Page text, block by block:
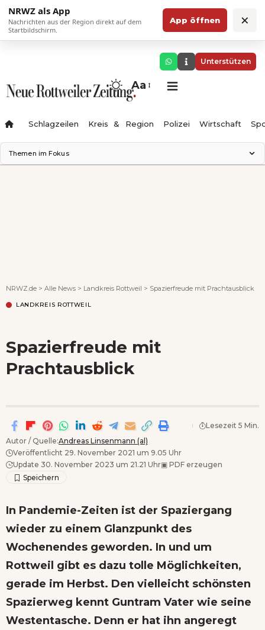
NRWZ als App
Nachrichten aus der Region direkt auf dem
Startbildschirm.
App öffnen ×
Unterstützen
Aa
Schlagzeilen Kreis & Region Polizei Wirtschaft
Themen im Fokus
NRWZ.de > Alle News > Landkreis Rottweil > Spazierfreude mit Prachtausblick
LANDKREIS ROTTWEIL
Spazierfreude mit
Prachtausblick
Autor / Quelle:Andreas Linsenmann (al)
Veröffentlicht 29. November 2021 um 9.05 Uhr
Update 30. November 2023 um 21.21 Uhr▣ PDF erzeugen
Lesezeit 5 Min.
In Pandemie-Zeiten ist der Spaziergang
wieder zu einem Glanzpunkt des
Wochenendes geworden. In und um
Rottweil gibt es dazu tolle Möglichkeiten,
gerade im Herbst. Den vielleicht schönsten
Spazierweg kennt Guntram Vater wie seine
Westentasche. Denn er hat ihn angeregt